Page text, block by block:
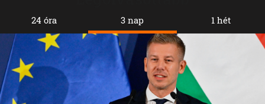
24 óra 3 nap 1 hét